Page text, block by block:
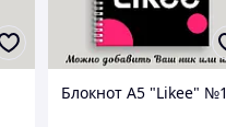
Блокнот А5 "Likee" №1